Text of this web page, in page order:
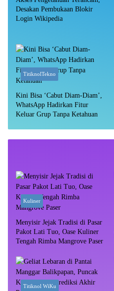
Desakan Pembukaan Blokir
Login Wikipedia
TitiknolTekno
Kini Bisa ‘Cabut Diam-Diam’,
WhatsApp Hadirkan Fitur
Keluar Grup Tanpa Ketahuan
Kuliner
Menyisir Jejak Tradisi di Pasar
Pakot Lati Tuo, Oase Kuliner
Tengah Rimba Mangrove Paser
Titiknol WiKu